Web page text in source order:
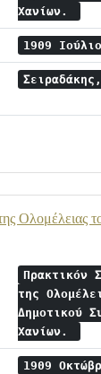
Χανίων.
1909
Ολομέλειας
Πρακτικόν
της
Δημοτικού
Χανίων.
1909